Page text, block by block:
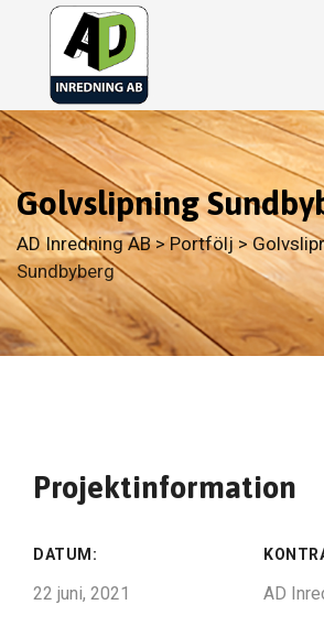
Golvslipning
AD Inredning AB>Portfölj>
Sundbyberg
Projektinformation
DATUM:
22 juni, 2021 AD